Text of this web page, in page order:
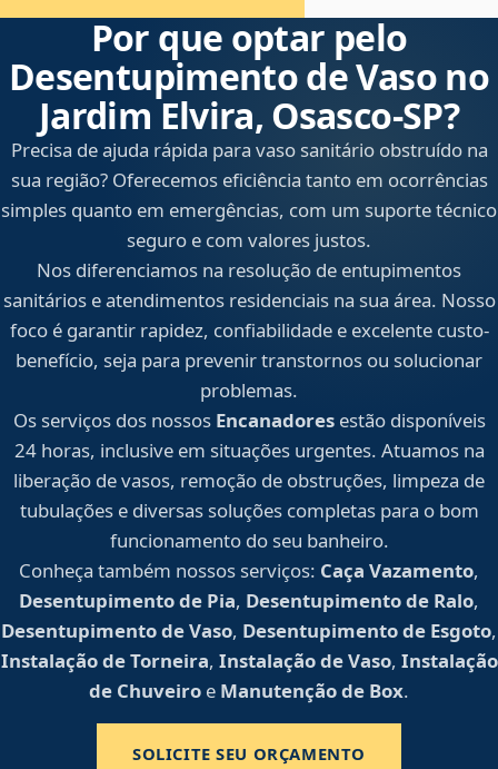
Por que optar pelo
Desentupimento de Vaso no
Jardim Elvira, Osasco‑SP?
Precisa de ajuda rápida para vaso sanitário obstruído na
sua região? Oferecemos eficiência tanto em ocorrências
simples quanto em emergências, com um suporte técnico
seguro e com valores justos.
Nos diferenciamos na resolução de entupimentos
sanitários e atendimentos residenciais na sua área. Nosso
foco é garantir rapidez, confiabilidade e excelente custo-
benefício, seja para prevenir transtornos ou solucionar
problemas.
Os serviços dos nossos Encanadoresestão disponíveis
24 horas, inclusive em situações urgentes. Atuamos na
liberação de vasos, remoção de obstruções, limpeza de
tubulações e diversas soluções completas para o bom
funcionamento do seu banheiro.
Conheça também nossos serviços: Caça Vazamento,
Desentupimento de Pia, Desentupimento de Ralo,
Desentupimento de Vaso, Desentupimento de Esgoto,
Instalação de Torneira, Instalação de Vaso, Instalação
de Chuveiro e Manutenção de Box.
SOLICITE SEU ORÇAMENTO